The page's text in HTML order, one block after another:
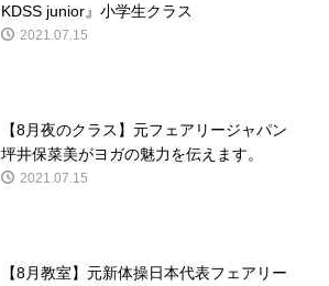
KDSS junior』小学生クラス
2021.07.15
【8月夜のクラス】元フェアリージャパン
坪井保菜美がヨガの魅力を伝えます。
2021.07.15
【8月教室】元新体操日本代表フェアリー